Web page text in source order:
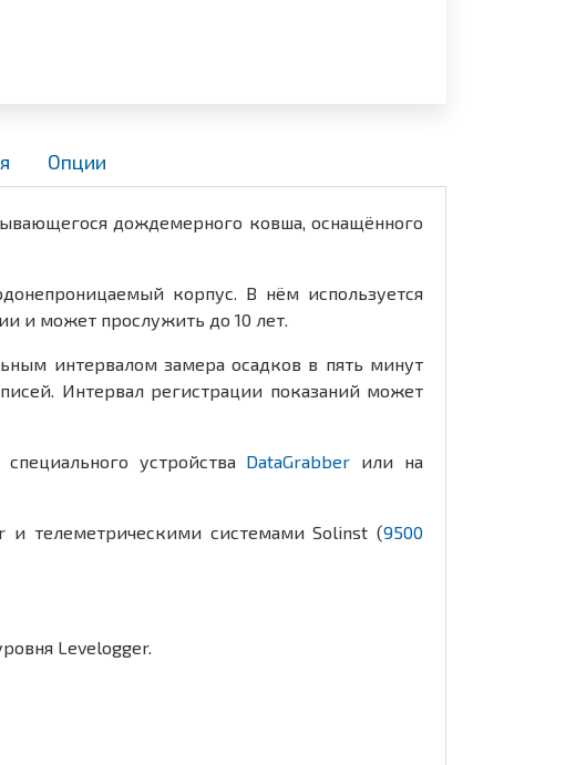
Опции
дождемерного ковша, оснащённого
корпус. В нём используется
и может прослужить до 10 лет.
интервалом замера осадков в пять минут
Интервал регистрации показаний может
устройства DataGrabber или на
и телеметрическими системами Solinst (9500
Levelogger.